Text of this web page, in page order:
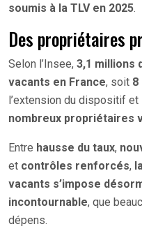
soumis à la TLV en 2025.
Des propriétaires
Selon l’Insee, 3,1 millions
vacants en France, soit 8
l’extension du dispositif
nombreux propriétaires
Entre hausse du taux,
et contrôles renforcés,
vacants s’impose
incontournable, que
dépens.